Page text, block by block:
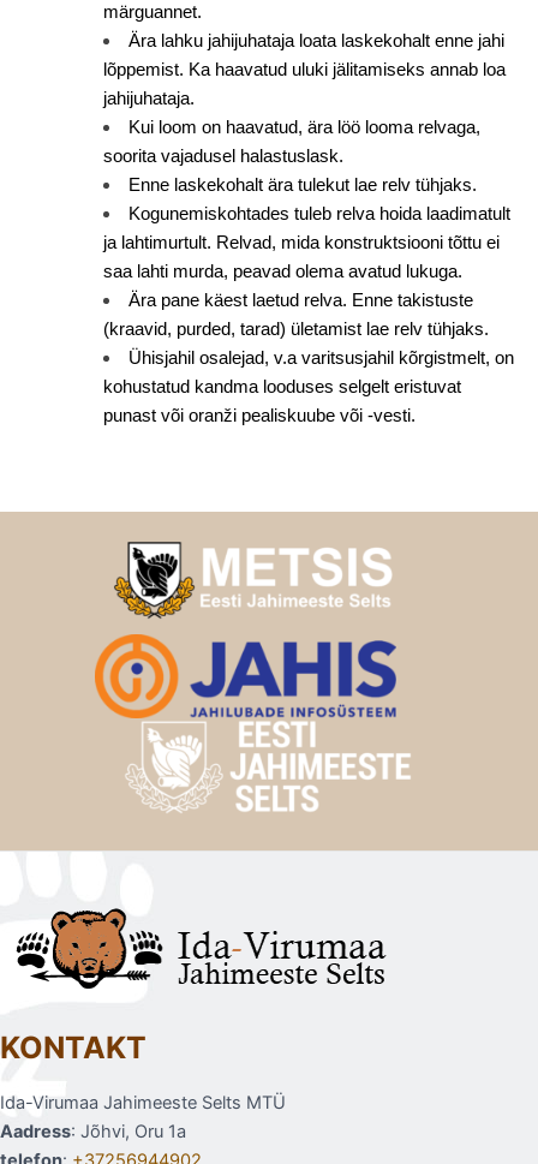
märguannet.
Ära lahku jahijuhataja loata laskekohalt enne jahi
lõppemist. Ka haavatud uluki jälitamiseks annab loa
jahijuhataja.
Kui loom on haavatud, ära löö looma relvaga,
soorita vajadusel halastuslask.
Enne laskekohalt ära tulekut lae relv tühjaks.
Kogunemiskohtades tuleb relva hoida laadimatult
ja lahtimurtult. Relvad, mida konstruktsiooni tõttu ei
saa lahti murda, peavad olema avatud lukuga.
Ära pane käest laetud relva. Enne takistuste
(kraavid, purded, tarad) ületamist lae relv tühjaks.
Ühisjahil osalejad, v.a varitsusjahil kõrgistmelt, on
kohustatud kandma looduses selgelt eristuvat
punast või oranži pealiskuube või -vesti.
KONTAKT
Ida-Virumaa Jahimeeste Selts MTÜ
Aadress: Jõhvi, Oru 1a